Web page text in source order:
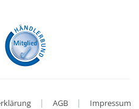
| AGB | Impressum